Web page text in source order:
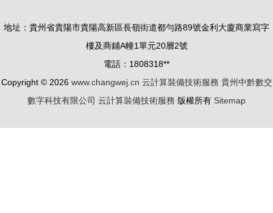
來座駕觸手
維”云計算
裝備技術服
務
地址：貴州省貴陽市貴陽高新區長嶺街道都勻路89號金利大廈商業寫字
樓及商鋪A幢1單元20層2號
電話：1808318**
Copyright © 2026 www.changwej.cn 云計算裝備技術服務 貴州中黔數交
數字科技有限公司 云計算裝備技術服務 版權所有 Sitemap